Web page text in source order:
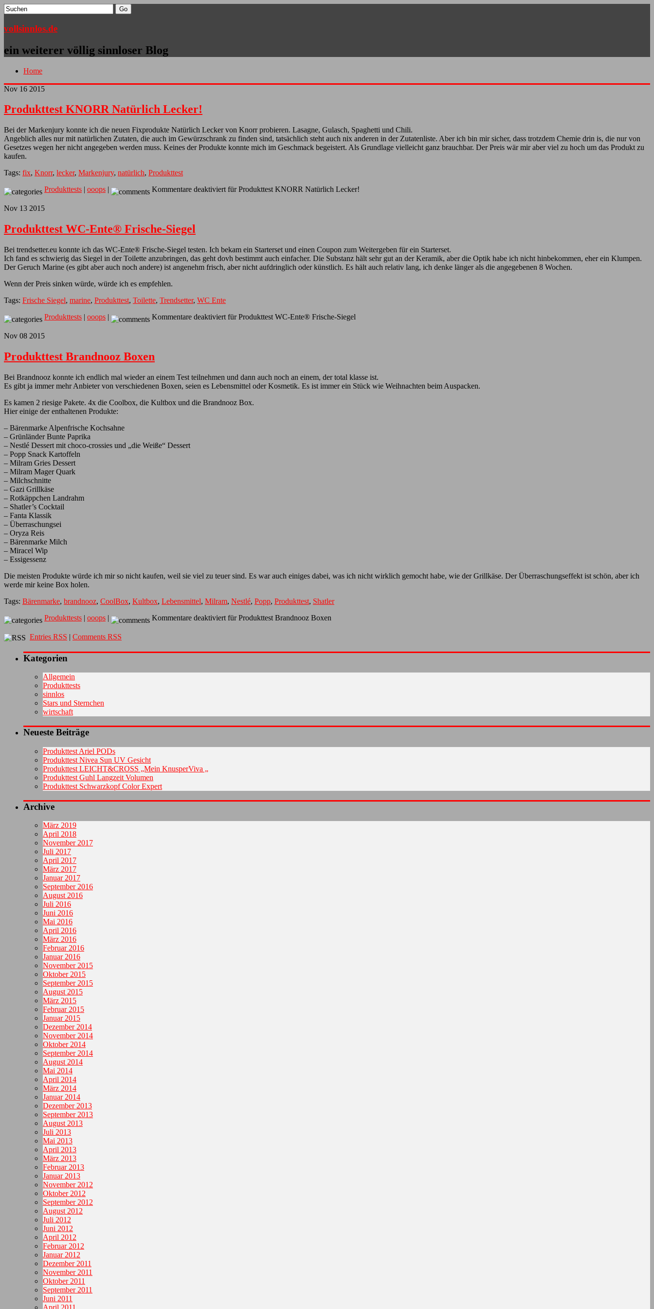
vollsinnlos.de
ein weiterer völlig sinnloser Blog
Home
Nov 16 2015
Produkttest KNORR Natürlich Lecker!
Bei der Markenjury konnte ich die neuen Fixprodukte Natürlich Lecker von Knorr probieren. Lasagne, Gulasch, Spaghetti und Chili.
Angeblich alles nur mit natürlichen Zutaten, die auch im Gewürzschrank zu finden sind, tatsächlich steht auch nix anderen in der Zutatenliste. Aber ich bin mir sicher, dass trotzdem Chemie drin is, die nur von
Gesetzes wegen her nicht angegeben werden muss. Keines der Produkte konnte mich im Geschmack begeistert. Als Grundlage vielleicht ganz brauchbar. Der Preis wär mir aber viel zu hoch um das Produkt zu
kaufen.
Tags: fix, Knorr, lecker, Markenjury, natürlich, Produkttest
Produkttests | ooops | Kommentare deaktiviert für Produkttest KNORR Natürlich Lecker!
Nov 13 2015
Produkttest WC-Ente® Frische-Siegel
Bei trendsetter.eu konnte ich das WC-Ente® Frische-Siegel testen. Ich bekam ein Starterset und einen Coupon zum Weitergeben für ein Starterset.
Ich fand es schwierig das Siegel in der Toilette anzubringen, das geht dovh bestimmt auch einfacher. Die Substanz hält sehr gut an der Keramik, aber die Optik habe ich nicht hinbekommen, eher ein Klumpen.
Der Geruch Marine (es gibt aber auch noch andere) ist angenehm frisch, aber nicht aufdringlich oder künstlich. Es hält auch relativ lang, ich denke länger als die angegebenen 8 Wochen.
Wenn der Preis sinken würde, würde ich es empfehlen.
Tags: Frische Siegel, marine, Produkttest, Toilette, Trendsetter, WC Ente
Produkttests | ooops | Kommentare deaktiviert für Produkttest WC-Ente® Frische-Siegel
Nov 08 2015
Produkttest Brandnooz Boxen
Bei Brandnooz konnte ich endlich mal wieder an einem Test teilnehmen und dann auch noch an einem, der total klasse ist.
Es gibt ja immer mehr Anbieter von verschiedenen Boxen, seien es Lebensmittel oder Kosmetik. Es ist immer ein Stück wie Weihnachten beim Auspacken.
Es kamen 2 riesige Pakete. 4x die Coolbox, die Kultbox und die Brandnooz Box.
Hier einige der enthaltenen Produkte:
– Bärenmarke Alpenfrische Kochsahne
– Grünländer Bunte Paprika
– Nestlé Dessert mit choco-crossies und „die Weiße“ Dessert
– Popp Snack Kartoffeln
– Milram Gries Dessert
– Milram Mager Quark
– Milchschnitte
– Gazi Grillkäse
– Rotkäppchen Landrahm
– Shatler’s Cocktail
– Fanta Klassik
– Überraschungsei
– Oryza Reis
– Bärenmarke Milch
– Miracel Wip
– Essigessenz
Die meisten Produkte würde ich mir so nicht kaufen, weil sie viel zu teuer sind. Es war auch einiges dabei, was ich nicht wirklich gemocht habe, wie der Grillkäse. Der Überraschungseffekt ist schön, aber ich
werde mir keine Box holen.
Tags: Bärenmarke, brandnooz, CoolBox, Kultbox, Lebensmittel, Milram, Nestlé, Popp, Produkttest, Shatler
Produkttests | ooops | Kommentare deaktiviert für Produkttest Brandnooz Boxen
Entries RSS | Comments RSS
Kategorien
Allgemein
Produkttests
sinnlos
Stars und Sternchen
wirtschaft
Neueste Beiträge
Produkttest Ariel PODs
Produkttest Nivea Sun UV Gesicht
Produkttest LEICHT&CROSS „Mein KnusperViva „
Produkttest Guhl Langzeit Volumen
Produkttest Schwarzkopf Color Expert
Archive
März 2019
April 2018
November 2017
Juli 2017
April 2017
März 2017
Januar 2017
September 2016
August 2016
Juli 2016
Juni 2016
Mai 2016
April 2016
März 2016
Februar 2016
Januar 2016
November 2015
Oktober 2015
September 2015
August 2015
März 2015
Februar 2015
Januar 2015
Dezember 2014
November 2014
Oktober 2014
September 2014
August 2014
Mai 2014
April 2014
März 2014
Januar 2014
Dezember 2013
September 2013
August 2013
Juli 2013
Mai 2013
April 2013
März 2013
Februar 2013
Januar 2013
November 2012
Oktober 2012
September 2012
August 2012
Juli 2012
Juni 2012
April 2012
Februar 2012
Januar 2012
Dezember 2011
November 2011
Oktober 2011
September 2011
Juni 2011